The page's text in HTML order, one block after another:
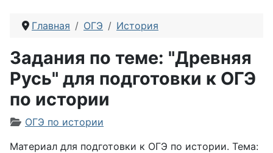
Главная ОГЭ История
Задания по теме: "Древняя
Русь" для подготовки к ОГЭ
по истории
Информация о материале
ОГЭ по истории
Материал для подготовки к ОГЭ по истории. Тема: